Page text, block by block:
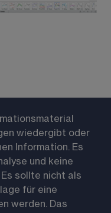
wiedergibt oder
Information. Es
und keine
sollte nicht als
für eine
werden. Das